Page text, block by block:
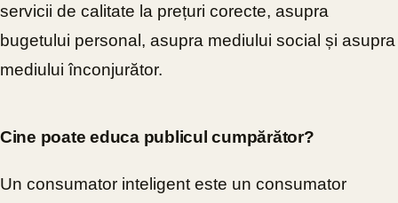
servicii de calitate la prețuri corecte, asupra
bugetului personal, asupra mediului social și asupra
mediului înconjurător.
Cine poate educa publicul cumpărător?
Un consumator inteligent este un consumator